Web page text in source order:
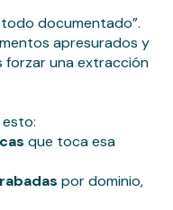
documentado”.
apresurados y
forzar una extracción
que toca esa
por dominio,